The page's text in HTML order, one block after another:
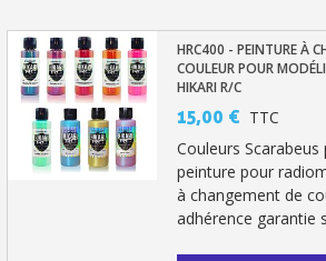
Livraison offerte en France métropolitaine
Paiement en 4x sans frais dès
Votre devis en ligne en moins
Partagez vos créations et obtenez
Gagnez des points de fidélité à
Livraison sous 24 h en
HRC400 - PEINTURE À
COULEUR POUR
HIKARI R/C
15,00 € TTC
Couleurs
peinture pour
à changement de
adhérence garantie